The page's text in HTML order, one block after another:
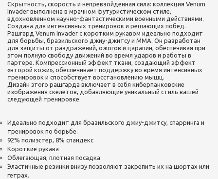
Скрытность, скорость и непревзойденная сила: коллекция Venum
Invader выполнена в мрачном футуристическом стиле,
вдохновленном научно-фантастическими военными действиями.
Создана для интенсивных тренировок и решающих побед.
Рашгард Venum Invader с коротким рукавом идеально подходит
для борьбы, бразильского джиу-джитсу и ММА. Он разработан
для защиты от раздражений, ожогов и царапин, обеспечивая при
этом полную свободу движений во время ударов и работы в
партере. Компрессионный эффект ткани, создающий эффект
«второй кожи», обеспечивает поддержку во время интенсивных
тренировок и способствует восстановлению мышц.
Дизайн этого рашгарда включает в себя киберпанковские
изображения скелетов, добавляющие уникальный стиль вашей
следующей тренировке.
Идеально подходит для бразильского джиу-джитсу, спарринга и
тренировок по борьбе.
92% полиэстер, 8% спандекс
Короткие рукава
Облегающая, плотная посадка
Эластичные резинки внизу позволяют закрепить их на шортах или
гетрах.